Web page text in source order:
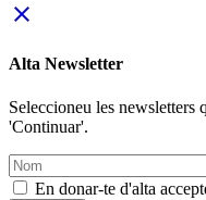
close
Alta Newsletter
Seleccioneu les newsletters
'Continuar'.
En donar-te d'alta